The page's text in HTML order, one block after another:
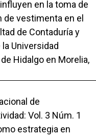
en la toma de
de vestimenta en el
de Contaduría y
Universidad
Hidalgo en Morelia,
de
Vol. 3 Núm. 1
estrategia en